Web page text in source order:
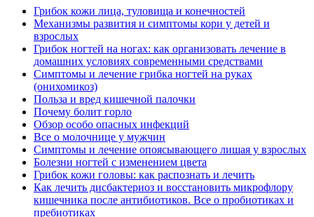
Грибок кожи лица, туловища и конечностей
Механизмы развития и симптомы кори у детей и
взрослых
Грибок ногтей на ногах: как организовать лечение в
домашних условиях современными средствами
Симптомы и лечение грибка ногтей на руках
(онихомикоз)
Польза и вред кишечной палочки
Почему болит горло
Обзор особо опасных инфекций
Все о молочнице у мужчин
Симптомы и лечение опоясывающего лишая у взрослых
Болезни ногтей с изменением цвета
Грибок кожи головы: как распознать и лечить
Как лечить дисбактериоз и восстановить микрофлору
кишечника после антибиотиков. Все о пробиотиках и
пребиотиках